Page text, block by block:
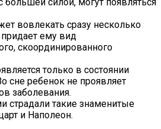
вовлекать сразу несколько
ему вид
скоординированного
только в состоянии
сне ребенок не проявляет
заболевания.
страдали такие знаменитые
и Наполеон.